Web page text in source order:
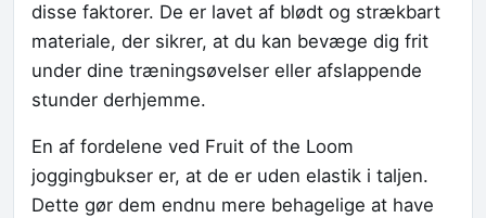
disse faktorer. De er lavet af blødt og strækbart
materiale, der sikrer, at du kan bevæge dig frit
under dine træningsøvelser eller afslappende
stunder derhjemme.
En af fordelene ved Fruit of the Loom
joggingbukser er, at de er uden elastik i taljen.
Dette gør dem endnu mere behagelige at have